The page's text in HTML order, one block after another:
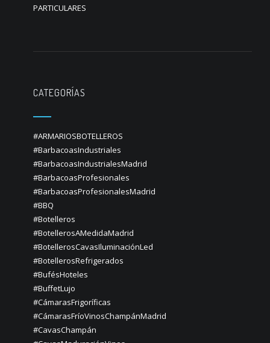
PARTICULARES
CATEGORÍAS
#ARMARIOSBOTELLEROS
#BarbacoasIndustriales
#BarbacoasIndustrialesMadrid
#BarbacoasProfesionales
#BarbacoasProfesionalesMadrid
#BBQ
#Botelleros
#BotellerosAMedidaMadrid
#BotellerosCavasIluminaciónLed
#BotellerosRefrigerados
#BufésHoteles
#BuffetLujo
#CámarasFrigoríficas
#CámarasFríoVinosChampánMadrid
#CavasChampán